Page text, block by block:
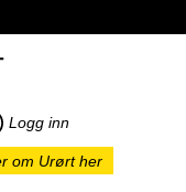
Logg inn
om Urørt her